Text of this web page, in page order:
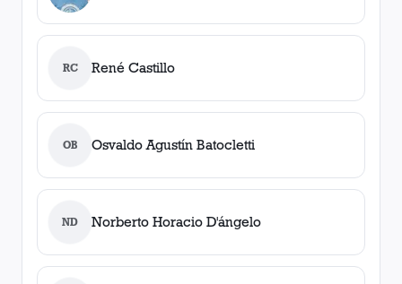
RC René Castillo
OB Osvaldo Agustín Batocletti
ND Norberto Horacio D'ángelo